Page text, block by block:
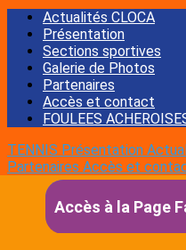
Actualités CLOCA
Présentation
Sections sportives
Galerie de Photos
Partenaires
Accès et contact
FOULEES
TENNIS Présentation
Partenaires Accès et
Accès à la Page